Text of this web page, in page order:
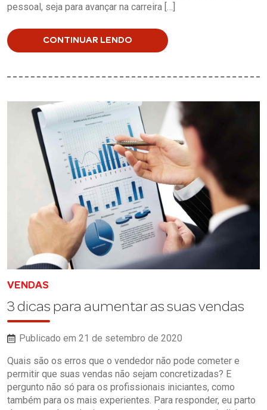
pessoal, seja para avançar na carreira […]
CONTINUAR LENDO
VENDAS
3 dicas para aumentar as suas vendas
Publicado em 21 de setembro de 2020
Quais são os erros que o vendedor não pode cometer e
permitir que suas vendas não sejam concretizadas? E
pergunto não só para os profissionais iniciantes, como
também para os mais experientes. Para responder, eu parto